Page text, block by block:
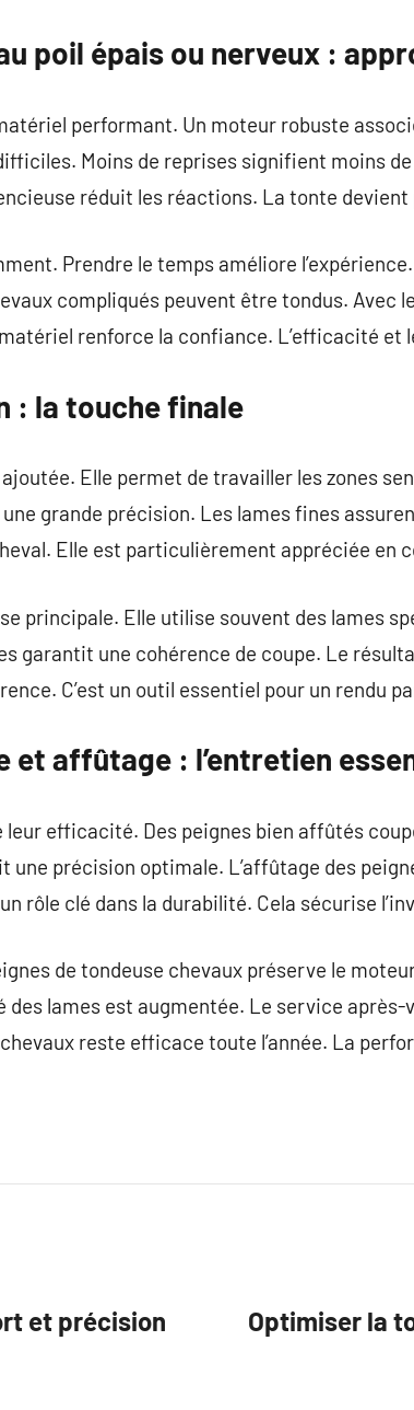
poil épais ou nerveux :
performant. Un moteur robuste
Moins de reprises signifient moins
réduit les réactions. La tonte
Prendre le temps améliore
compliqués peuvent être tondus. Avec
renforce la confiance. L’efficacité et
: la touche finale
Elle permet de travailler les zones
grande précision. Les lames fines
Elle est particulièrement appréciée en
principale. Elle utilise souvent des lames
garantit une cohérence de coupe. Le
C’est un outil essentiel pour un rendu
et affûtage : l’entretien
efficacité. Des peignes bien affûtés
précision optimale. L’affûtage des
rôle clé dans la durabilité. Cela sécurise
de tondeuse chevaux préserve le
lames est augmentée. Le service après-
reste efficace toute l’année. La
et précision
Optimiser la